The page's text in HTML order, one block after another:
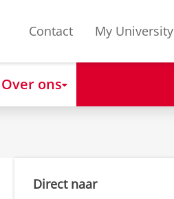
Contact My University
Over ons
Direct naar